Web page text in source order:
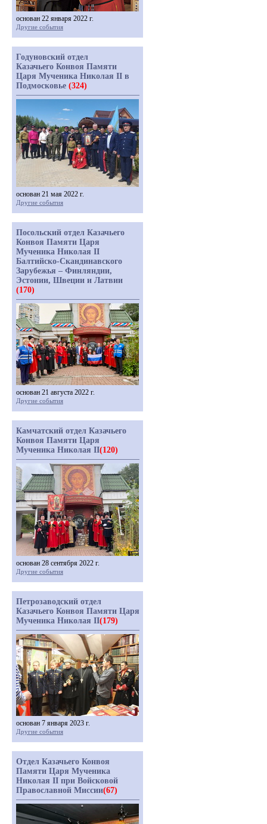
основан 22 января 2022 г.
Другие события
Годуновский отдел
Казачьего Конвоя Памяти
Царя Мученика Николая II в
Подмосковье (324)
основан 21 мая 2022 г.
Другие события
Посольский отдел Казачьего
Конвоя Памяти Царя
Мученика Николая II
Балтийско-Скандинавского
Зарубежья – Финляндии,
Эстонии, Швеции и Латвии
(170)
основан 21 августа 2022 г.
Другие события
Камчатский отдел Казачьего
Конвоя Памяти Царя
Мученика Николая II(120)
основан 28 сентября 2022 г.
Другие события
Петрозаводский отдел
Казачьего Конвоя Памяти Царя
Мученика Николая II(179)
основан 7 января 2023 г.
Другие события
Отдел Казачьего Конвоя
Памяти Царя Мученика
Николая II при Войсковой
Православной Миссии(67)